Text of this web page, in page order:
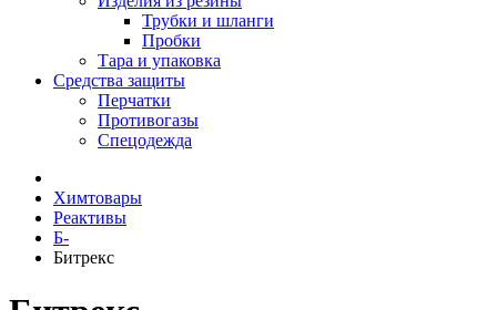
Трубки и шланги
Пробки
Тара и упаковка
Средства защиты
Перчатки
Противогазы
Спецодежда
Химтовары
Реактивы
Б-
Битрекс